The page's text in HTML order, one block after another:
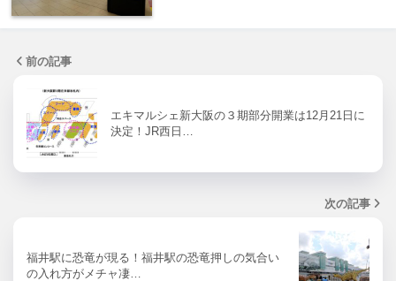
前の記事
エキマルシェ新大阪の３期部分開業は12月21日に
決定！JR西日…
次の記事
福井駅に恐竜が現る！福井駅の恐竜押しの気合い
の入れ方がメチャ凄…